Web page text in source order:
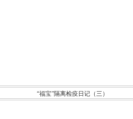
“福宝”隔离检疫日记（三）